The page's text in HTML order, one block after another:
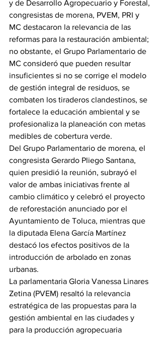
y de Desarrollo Agropecuario y Forestal,
congresistas de morena, PVEM, PRI y
MC destacaron la relevancia de las
reformas para la restauración ambiental;
no obstante, el Grupo Parlamentario de
MC consideró que pueden resultar
insuficientes si no se corrige el modelo
de gestión integral de residuos, se
combaten los tiraderos clandestinos, se
fortalece la educación ambiental y se
profesionaliza la planeación con metas
medibles de cobertura verde.
Del Grupo Parlamentario de morena, el
congresista Gerardo Pliego Santana,
quien presidió la reunión, subrayó el
valor de ambas iniciativas frente al
cambio climático y celebró el proyecto
de reforestación anunciado por el
Ayuntamiento de Toluca, mientras que
la diputada Elena García Martínez
destacó los efectos positivos de la
introducción de arbolado en zonas
urbanas.
La parlamentaria Gloria Vanessa Linares
Zetina (PVEM) resaltó la relevancia
estratégica de las propuestas para la
gestión ambiental en las ciudades y
para la producción agropecuaria